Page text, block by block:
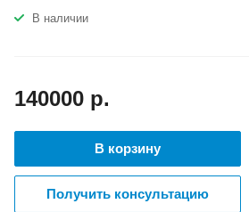
В наличии
140000 р.
В корзину
Получить консультацию